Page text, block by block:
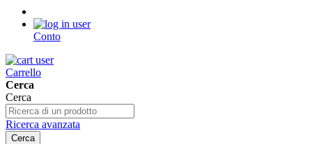
Conto
Carrello
Cerca
Cerca
Ricerca avanzata
Cerca